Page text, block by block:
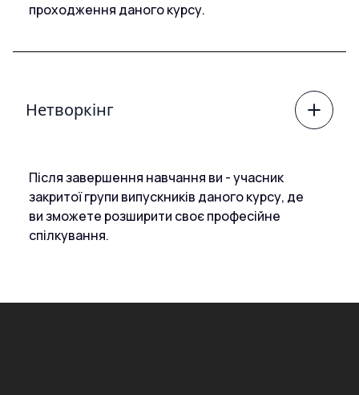
проходження даного курсу.
Нетворкінг
Після завершення навчання ви - учасник
закритої групи випускників даного курсу, де
ви зможете розширити своє професійне
спілкування.